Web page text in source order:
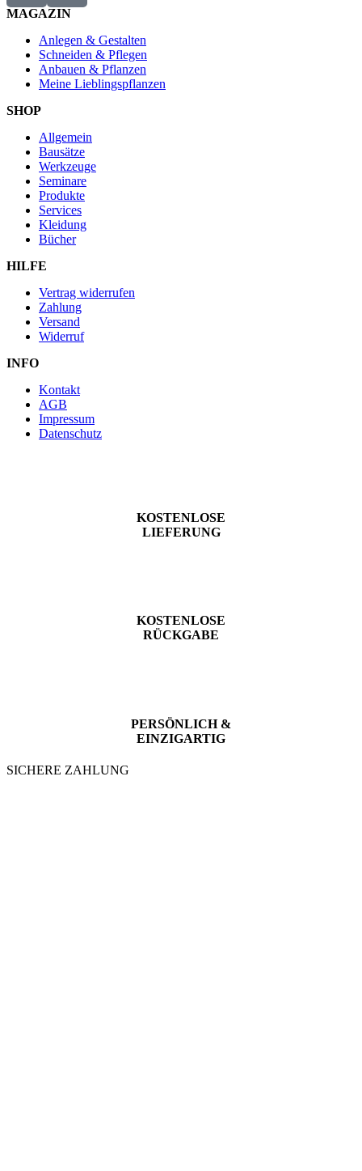
MAGAZIN
Anlegen & Gestalten
Schneiden & Pflegen
Anbauen & Pflanzen
Meine Lieblingspflanzen
SHOP
Allgemein
Bausätze
Werkzeuge
Seminare
Produkte
Services
Kleidung
Bücher
HILFE
Vertrag widerrufen
Zahlung
Versand
Widerruf
INFO
Kontakt
AGB
Impressum
Datenschutz
KOSTENLOSE
LIEFERUNG
KOSTENLOSE
RÜCKGABE
PERSÖNLICH &
EINZIGARTIG
SICHERE ZAHLUNG